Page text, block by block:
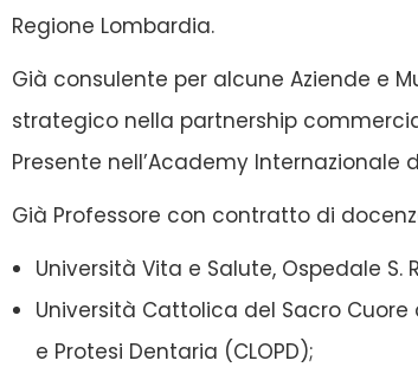
Regione Lombardia.
Già consulente per alcune Aziende e
strategico nella partnership
Presente nell’Academy Internazionale
Già Professore con contratto di
Università Vita e Salute, Ospedale
Università Cattolica del Sacro
e Protesi Dentaria (CLOPD);